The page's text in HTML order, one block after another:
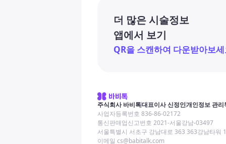
더 많은 시술정보
앱에서 보기
QR을 스캔하여 다운받아보세
주식회사 바비톡대표이사 신정인개인정보 관리
사업자등록번호 836-86-02172
통신판매업신고번호 2021-서울강남-03497
서울특별시 서초구 강남대로 363 363강남타워
이메일 cs@babitalk.com